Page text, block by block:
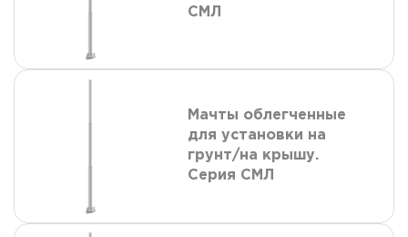
СМЛ
Мачты облегченные
для установки на
грунт/на крышу.
Серия СМЛ